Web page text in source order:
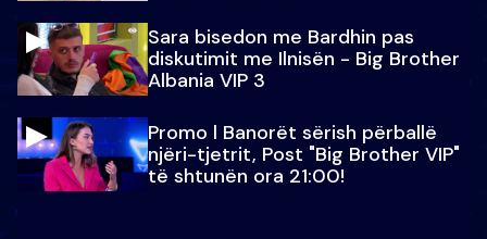
Sara bisedon me Bardhin pas
diskutimit me Ilnisën - Big Brother
Albania VIP 3
Promo l Banorët sërish përballë
njëri-tjetrit, Post "Big Brother VIP"
të shtunën ora 21:00!